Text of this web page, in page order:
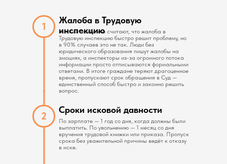
1
2
По зарплате — 1 год со дня, когда должны были
выплатить. По увольнению — 1 месяц со дня
вручения трудовой книжки или приказа. Пропуск
срока без уважительной причины ведёт к отказу
в иске.
Сроки исковой давности
Многие ошибочно считают, что жалоба в
Трудовую инспекцию быстро решит проблему, но
в 90% случаев это не так. Люди без
юридического образования пишут жалобы на
эмоциях, а инспекторы из-за огромного потока
информации просто отписываются формальными
ответами. В итоге граждане теряют драгоценное
время, пропускают срок обращения в Суд —
единственный способ быстро и законно решить
вопрос.
Жалоба в Трудовую
инспекцию